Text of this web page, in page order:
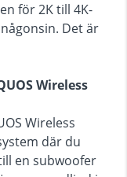
för 2K till 4K-
Det är
Wireless
Wireless
där du
en subwoofer